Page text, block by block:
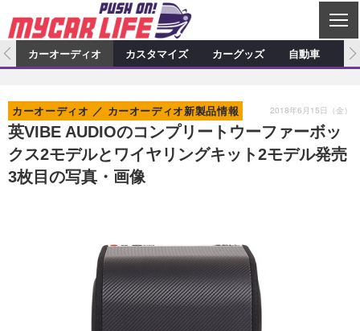
C
L
S
E
カーオーディオ
プロショップ検索 ショップ訪問記
カーオーディオニュース デモカー製作記
その他
カスタマイズ特集記事 カスタマイズ新製品情報
カスタマイズニュース
カーグッズ
カーグッズ特集記事 カーグッズ新製品情報
カーグッズニュース
自動車
カーオーディオ カスタマイズ カーグッズ 自動車
英VIBE AUDIOのコンプリートウーファーボッ
クス2モデルとワイヤリングキット2モデル発売
3枚目の写真・画像
カーオーディオ カーオーディオ新製品情報 2018年6月15日（金）